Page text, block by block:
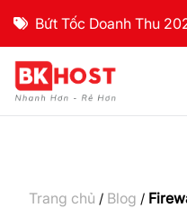
Bứt Tốc Doanh Thu
Trang chủ / Blog /